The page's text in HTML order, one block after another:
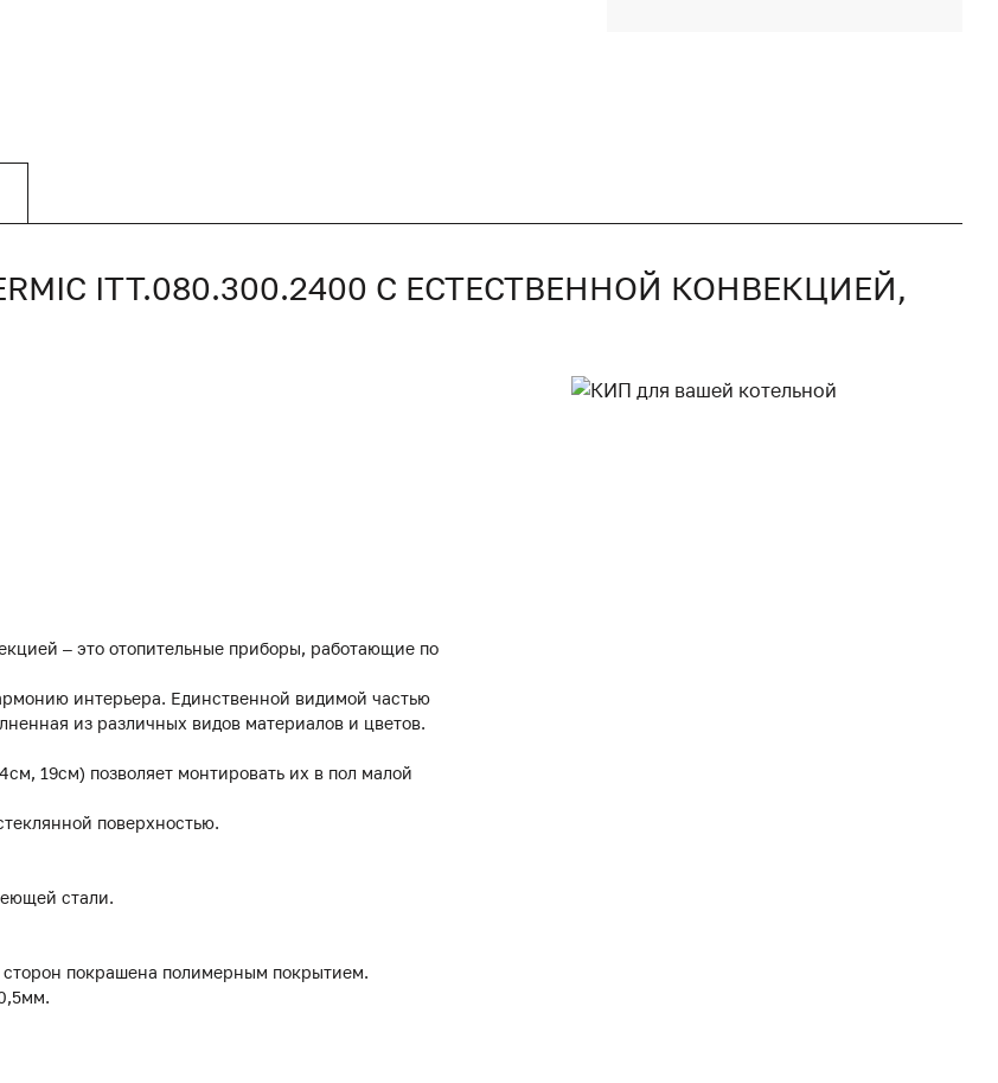
ITT.080.300.2400 С ЕСТЕСТВЕННОЙ КОНВЕКЦИЕЙ,
– это отопительные приборы, работающие по
интерьера. Единственной видимой частью
из различных видов материалов и цветов.
19см) позволяет монтировать их в пол малой
поверхностью.
стали.
покрашена полимерным покрытием.